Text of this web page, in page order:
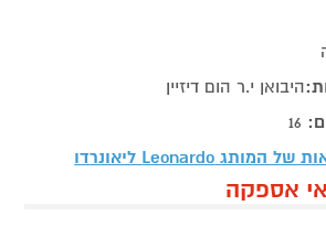
היבואן י.ר הום דיזיין
16
של המותג Leonardo ליאונרדו
אספקה